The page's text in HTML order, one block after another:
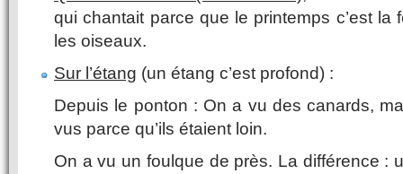
qui chantait parce que le printemps c’est la
les oiseaux.
Sur l’étang (un étang c’est profond) :
Depuis le ponton : On a vu des canards,
vus parce qu’ils étaient loin.
On a vu un foulque de près. La différence :